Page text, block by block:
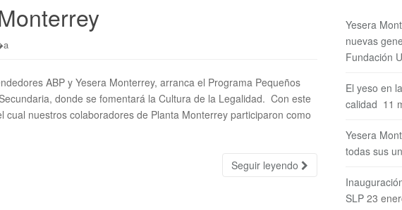
ABP y Yesera Monterrey, arranca el Programa Pequeños
donde se fomentará la Cultura de la Legalidad. Con este
nuestros colaboradores de Planta Monterrey participaron como
Seguir leyendo
Yesera
nuevas
Fundación
El yeso en
calidad 11
Yesera
todas sus
SLP 23